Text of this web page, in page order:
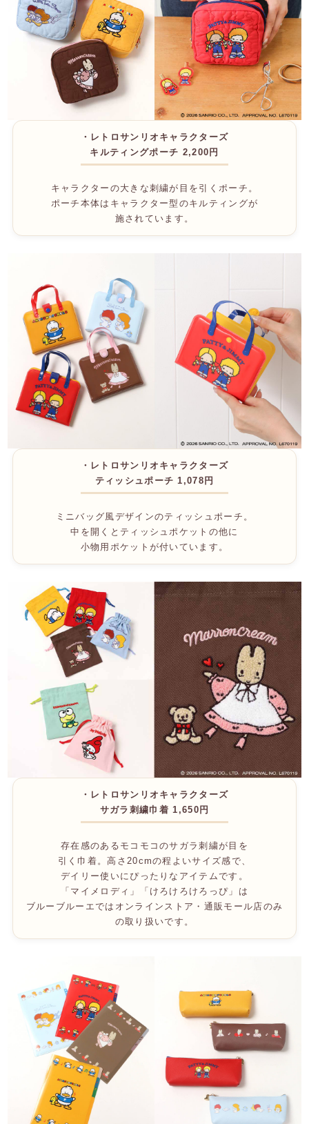
・レトロサンリオキャラクターズ
キルティングポーチ 2,200円
キャラクターの大きな刺繍が目を引くポーチ。
ポーチ本体はキャラクター型のキルティングが
施されています。
・レトロサンリオキャラクターズ
ティッシュポーチ 1,078円
ミニバッグ風デザインのティッシュポーチ。
中を開くとティッシュポケットの他に
小物用ポケットが付いています。
・レトロサンリオキャラクターズ
サガラ刺繍巾着 1,650円
存在感のあるモコモコのサガラ刺繍が目を
引く巾着。高さ20cmの程よいサイズ感で、
デイリー使いにぴったりなアイテムです。
「マイメロディ」「けろけろけろっぴ」は
ブルーブルーエではオンラインストア・通販モール店のみ
の取り扱いです。